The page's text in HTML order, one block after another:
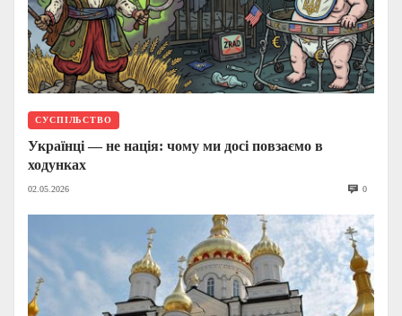
СУСПІЛЬСТВО
Українці — не нація: чому ми досі повзаємо в
ходунках
02.05.2026 0